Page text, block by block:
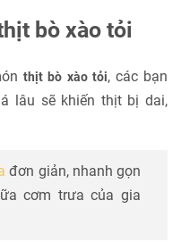
bò xào tỏi
thịt bò xào tỏi, các bạn
lâu sẽ khiến thịt bị dai,
đơn giản, nhanh gọn
cơm trưa của gia